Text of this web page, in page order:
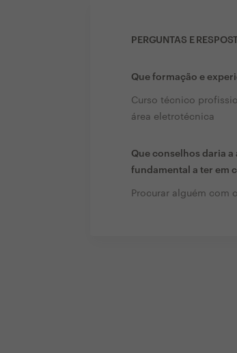
PERGUNTAS E
Que formação e
Curso técnico
área eletrotécnica
Que conselhos daria
fundamental a ter em
Procurar alguém com